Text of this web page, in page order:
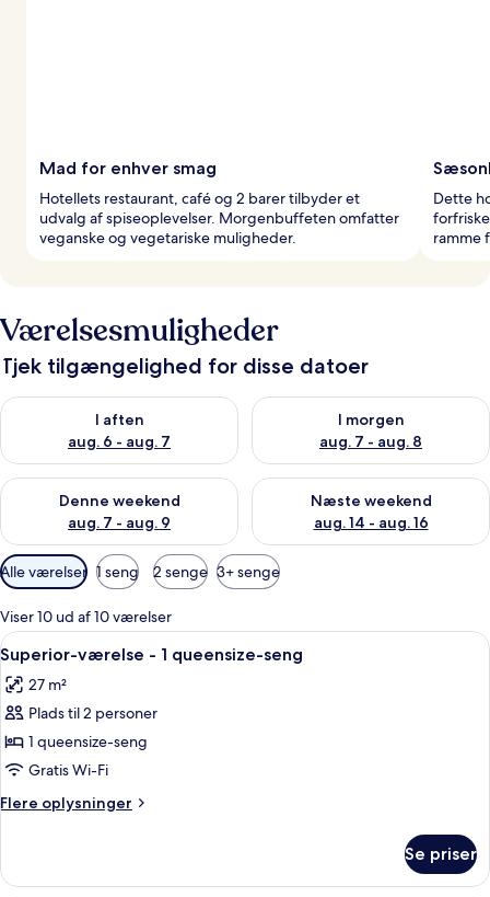
Mad for enhver smag
Hotellets restaurant, café og 2 barer tilbyder et
udvalg af spiseoplevelser. Morgenbuffeten omfatter
veganske og vegetariske muligheder.
Dette
ramme
Værelsesmuligheder
Tjek tilgængelighed for disse datoer
I aften
aug. 6 - aug. 7
Tjek tilgængelighed for i aften aug. 6 - aug. 7
I morgen
aug. 7 - aug. 8
Tjek tilgængelighed for i
Denne weekend
aug. 7 - aug. 9
Tjek tilgængelighed for denne weekend aug. 7 - aug. 9
Næste weekend
aug. 14 - aug. 16
Tjek tilgængelighed for næste
Tilgængelige
filtre
for
værelser
Alle værelser 1 seng 2 senge 3+ senge
Viser 10 ud af 10 værelser
Indlæs
alle
billeder
af
Superior-
værelse
-
1
seng
Superior-værelse - 1 queensize-
20
Superior-værelse - 1 queensize-seng
27 m²
Plads til 2 personer
1 queensize-seng
Gratis Wi-Fi
Flere oplysninger
Flere
værelse
Se priser